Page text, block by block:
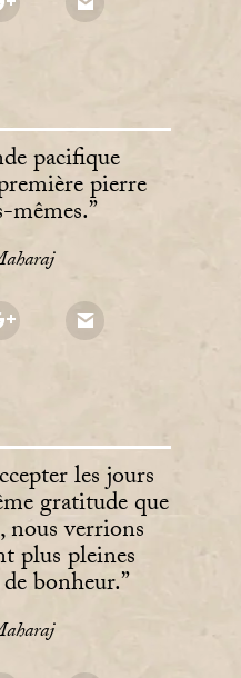
pacifique
pierre
les jours
gratitude que
nous verrions
plus pleines
bonheur.